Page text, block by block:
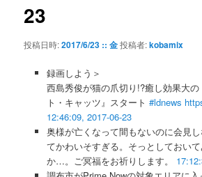
ョ
23
投稿日時:2017/6/23 :: 金投稿者:kobamix
録画しよう＞
西島秀俊が猫の爪切り!?癒し効果大
ト・キャッツ』スタート #ldnews
12:46:09, 2017-06-23
奥様が亡くなって間もないのに会見
てかわいそすぎる。そっとしておい
か…。ご冥福をお祈りします。